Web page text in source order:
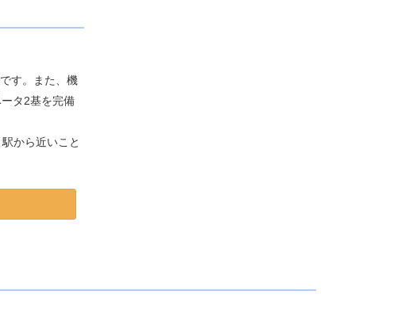
す。また、機
タ2基を完備
から近いこと